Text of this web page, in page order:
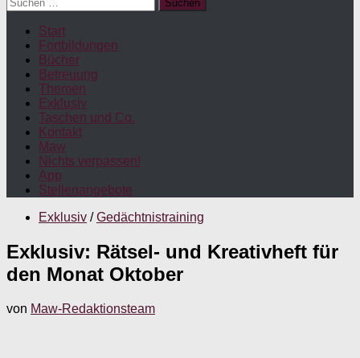
nach:
Start
Fortbildungen
Bücher
Betreuung
Themen
Exklusiv
Taschen und Co.
Kontakt
Maw
Nichts verpassen!
App
Stellenangebote
Exklusiv / Gedächtnistraining
Exklusiv: Rätsel- und Kreativheft für
den Monat Oktober
von Maw-Redaktionsteam